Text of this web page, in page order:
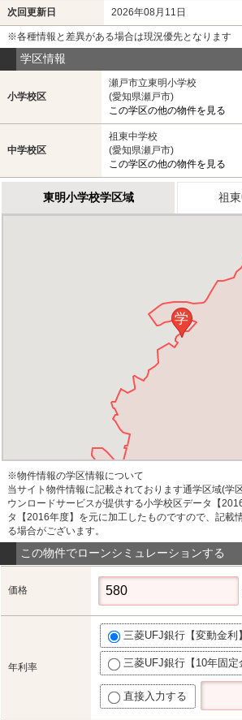
次回更新日 2026年08月11日
※各種情報と差異がある場合は現況優先となります
学区情報
小学校区
瀬戸市立東明小学校
(愛知県瀬戸市)
この学区の他の物件を見る
中学校区
祖東中学校
(愛知県瀬戸市)
この学区の他の物件を見る
東明小学校学区域 祖
学
※物件情報の学区情報について
当サイト物件情報に記載されております通学区域(学
ウンロードサービスが提供する小学校区データ【
タ【2016年度】を元に加工したものですので、記載
る場合がございます。
この物件でローンシミュレーションする
価格
年利率
三菱UFJ銀行【変動金利
三菱UFJ銀行【10年固定
直接入力する